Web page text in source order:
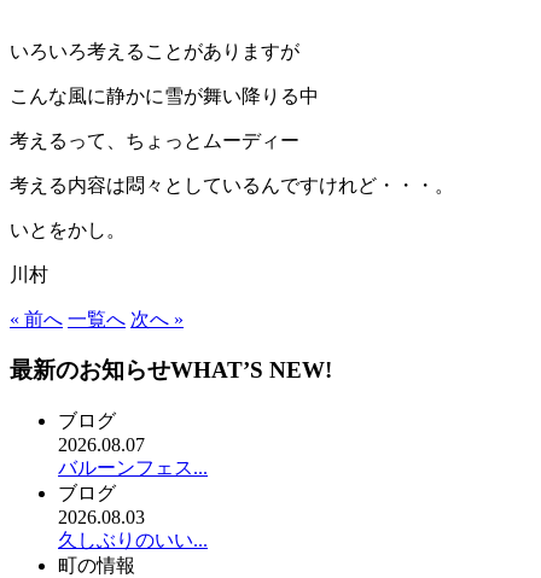
いろいろ考えることがありますが
こんな風に静かに雪が舞い降りる中
考えるって、ちょっとムーディー
考える内容は悶々としているんですけれど・・・。
いとをかし。
川村
« 前へ 一覧へ 次へ »
最新のお知らせWHAT’S NEW!
ブログ
2026.08.07
バルーンフェス...
ブログ
2026.08.03
久しぶりのいい...
町の情報